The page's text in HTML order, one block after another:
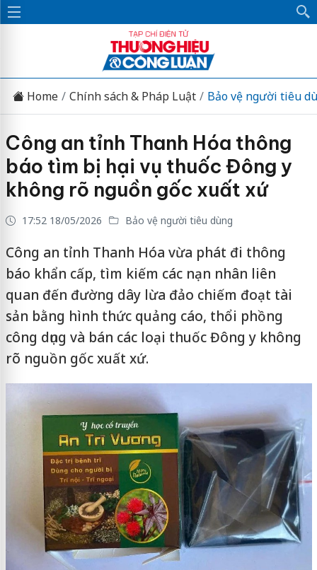
Home Chính sách & Pháp Luật Bảo vệ người tiêu
Công an tỉnh Thanh Hóa thông
báo tìm bị hại vụ thuốc Đông y
không rõ nguồn gốc xuất xứ
17:52 18/05/2026 Bảo vệ người tiêu dùng
Công an tỉnh Thanh Hóa vừa phát đi thông
báo khẩn cấp, tìm kiếm các nạn nhân liên
quan đến đường dây lừa đảo chiếm đoạt tài
sản bằng hình thức quảng cáo, thổi phồng
công dụng và bán các loại thuốc Đông y không
rõ nguồn gốc xuất xứ.